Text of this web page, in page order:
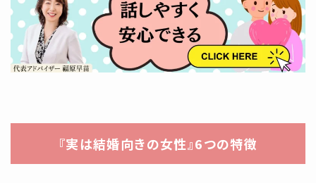
『実は結婚向きの女性』6つの特徴
#恋愛経験なし #成立しない #所要時間 #手土産 #撮影
#料金 #断られる #早期結婚 #時間 #時間帯 #服装
#服選び #柏 #柏 グルメ #柏 デート #柏 レストラン
#男子 #男性 #盛り上がる #真剣交際 #笑顔